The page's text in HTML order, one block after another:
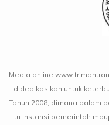
Media online
didedikasikan untuk
Tahun 2008, dimana dalam
itu instansi pemerintah